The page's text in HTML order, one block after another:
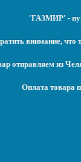
'ГАЗМИР' -
внимание, что
отправляем из
Оплата товара